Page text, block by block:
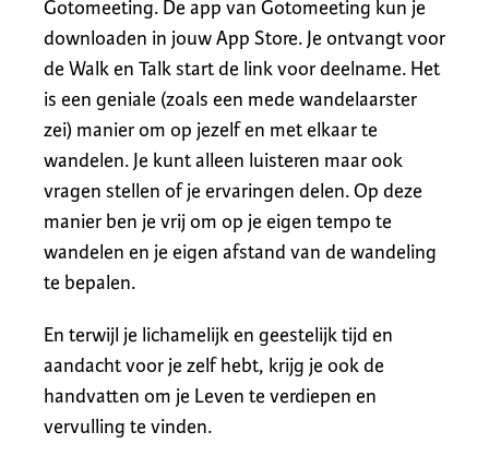
Gotomeeting. De app van Gotomeeting kun je
downloaden in jouw App Store. Je ontvangt voor
de Walk en Talk start de link voor deelname. Het
is een geniale (zoals een mede wandelaarster
zei) manier om op jezelf en met elkaar te
wandelen. Je kunt alleen luisteren maar ook
vragen stellen of je ervaringen delen. Op deze
manier ben je vrij om op je eigen tempo te
wandelen en je eigen afstand van de wandeling
te bepalen.
En terwijl je lichamelijk en geestelijk tijd en
aandacht voor je zelf hebt, krijg je ook de
handvatten om je Leven te verdiepen en
vervulling te vinden.